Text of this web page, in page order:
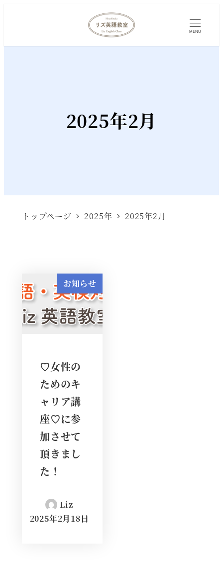
MENU
2025年2月
トップページ 2025年 2025年2月
お知らせ
♡女性の
ためのキ
ャリア講
座♡に参
加させて
頂きまし
た！
Liz
2025年2月18日